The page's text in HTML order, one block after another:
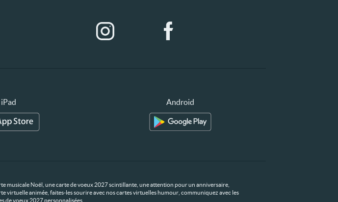
iPad Android
musicale Noël, une carte de voeux 2027 scintillante, une attention pour un anniversaire,
virtuelle animée, faites-les sourire avec nos cartes virtuelles humour, communiquez avec les
de voeux 2027 personnalisées.